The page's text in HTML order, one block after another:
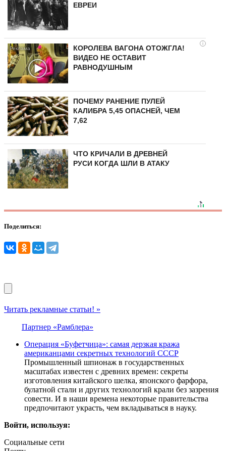
ЕВРЕИ
i
КОРОЛЕВА ВАГОНА ОТОЖГЛА!
ВИДЕО НЕ ОСТАВИТ
РАВНОДУШНЫМ
ПОЧЕМУ РАНЕНИЕ ПУЛЕЙ
КАЛИБРА 5,45 ОПАСНЕЙ, ЧЕМ
7,62
ЧТО КРИЧАЛИ В ДРЕВНЕЙ
РУСИ КОГДА ШЛИ В АТАКУ
Поделиться:
Читать рекламные статьи! »
Партнер «Рамблера»
Операция «Буфетчица»: самая дерзкая кража
американцами секретных технологий СССР
Промышленный шпионаж в государственных
масштабах известен с древних времен: секреты
изготовления китайского шелка, японского фарфора,
булатной стали и других технологий крали без зазрения
совести. И в наши времена некоторые правительства
предпочитают украсть, чем вкладываться в науку.
Войти, используя:
Социальные сети